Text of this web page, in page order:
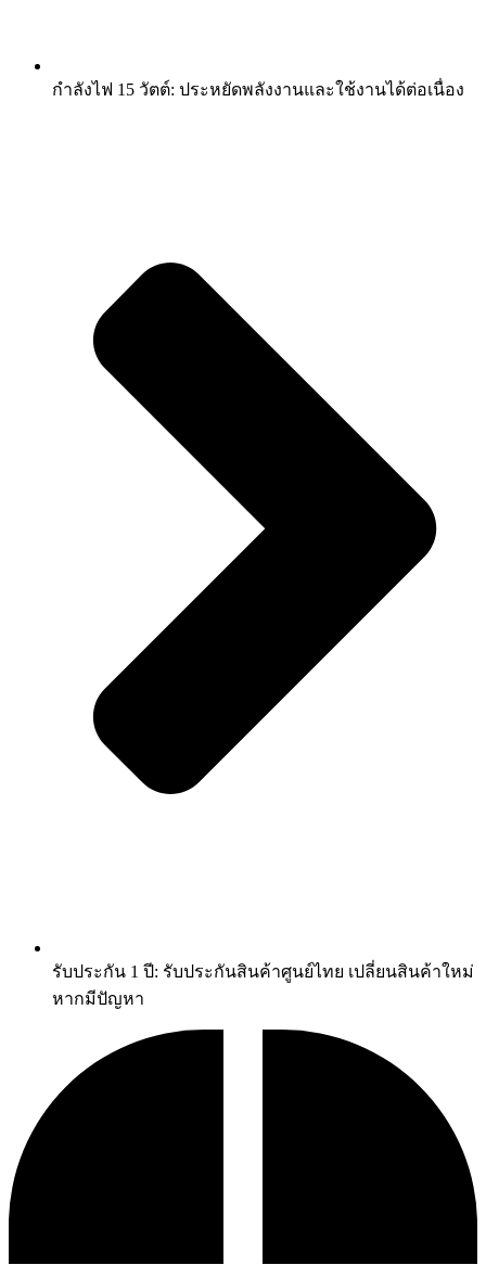
กำลังไฟ 15 วัตต์: ประหยัดพลังงานและใช้งานได้ต่อเนื่อง
รับประกัน 1 ปี: รับประกันสินค้าศูนย์ไทย เปลี่ยนสินค้าใหม่
หากมีปัญหา